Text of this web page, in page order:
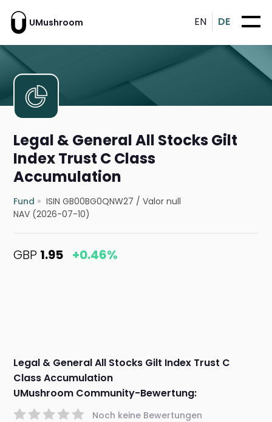
UMushroom EN DE
Legal & General All Stocks Gilt
Index Trust C Class
Accumulation
Fund ISIN GB00BG0QNW27 /Valor null
NAV (2026-07-10)
GBP 1.95 +0.46%
Legal & General All Stocks Gilt Index Trust C
Class Accumulation
UMushroom Community-Bewertung:
Noch keine Bewertungen